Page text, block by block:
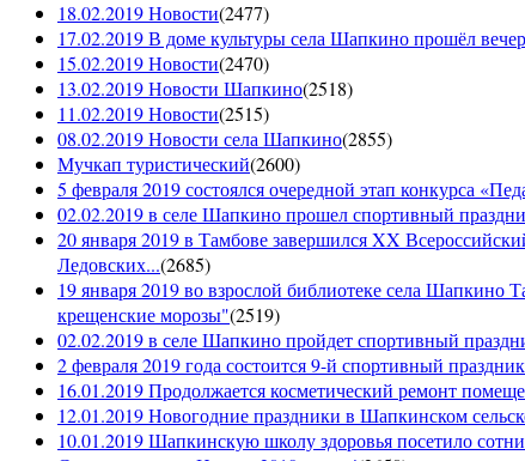
18.02.2019 Новости(2477)
17.02.2019 В доме культуры села Шапкино прошёл
15.02.2019 Новости(2470)
13.02.2019 Новости Шапкино(2518)
11.02.2019 Новости(2515)
08.02.2019 Новости села Шапкино(2855)
Мучкап туристический(2600)
5 февраля 2019 состоялся очередной этап конкурса
02.02.2019 в селе Шапкино прошел спортивный
20 января 2019 в Тамбове завершился XX
Ледовских...(2685)
19 января 2019 во взрослой библиотеке села
крещенские морозы"(2519)
02.02.2019 в селе Шапкино пройдет спортивный
2 февраля 2019 года состоится 9-й спортивный
16.01.2019 Продолжается косметический ремонт
12.01.2019 Новогодние праздники в Шапкинском
10.01.2019 Шапкинскую школу здоровья посетило